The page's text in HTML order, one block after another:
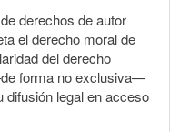
derechos de autor
el derecho moral de
del derecho
forma no exclusiva—
difusión legal en acceso